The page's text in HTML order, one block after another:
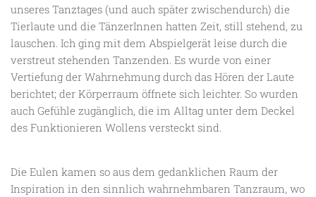
unseres Tanztages (und auch später zwischendurch) die
Tierlaute und die TänzerInnen hatten Zeit, still stehend, zu
lauschen. Ich ging mit dem Abspielgerät leise durch die
verstreut stehenden Tanzenden. Es wurde von einer
Vertiefung der Wahrnehmung durch das Hören der Laute
berichtet; der Körperraum öffnete sich leichter. So wurden
auch Gefühle zugänglich, die im Alltag unter dem Deckel
des Funktionieren Wollens versteckt sind.
Die Eulen kamen so aus dem gedanklichen Raum der
Inspiration in den sinnlich wahrnehmbaren Tanzraum, wo